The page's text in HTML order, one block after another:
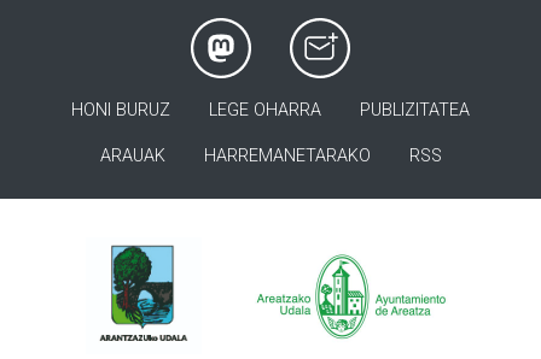
HONI BURUZ LEGE OHARRA PUBLIZITATEA
ARAUAK HARREMANETARAKO RSS